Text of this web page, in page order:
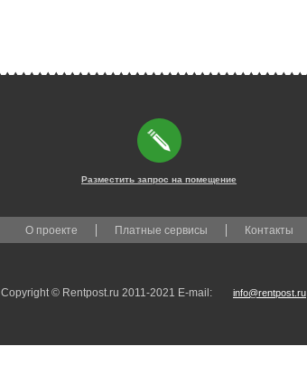
Разместить запрос на помещение
О проекте Платные сервисы Контакты
Copyright © Rentpost.ru 2011-2021 E-mail: info@rentpost.ru